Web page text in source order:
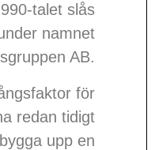
talet slås
namnet
AB.
för
redan tidigt
upp en